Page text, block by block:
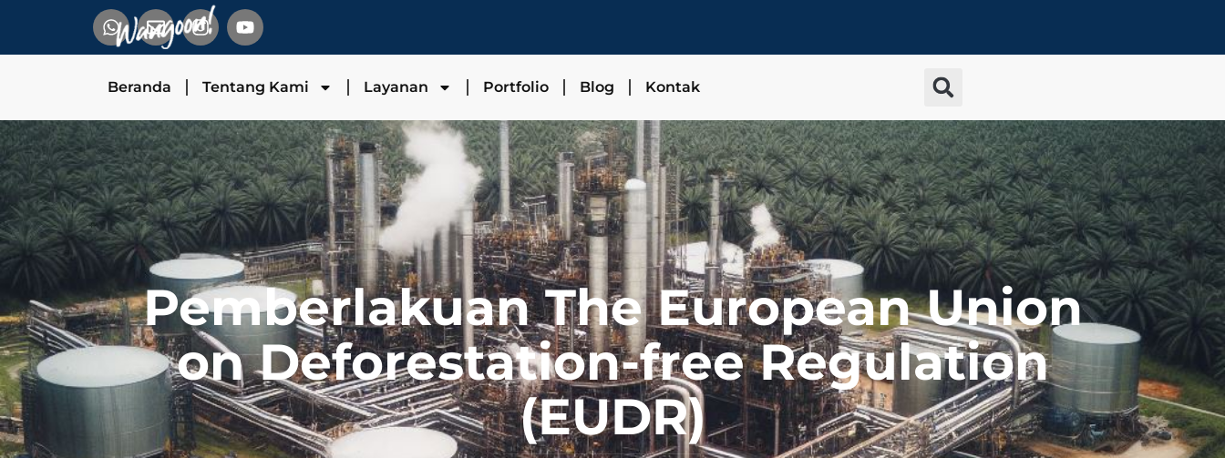
Beranda Tentang Kami Layanan Portfolio Blog Kontak
Pemberlakuan The European Union
on Deforestation-free Regulation
(EUDR)